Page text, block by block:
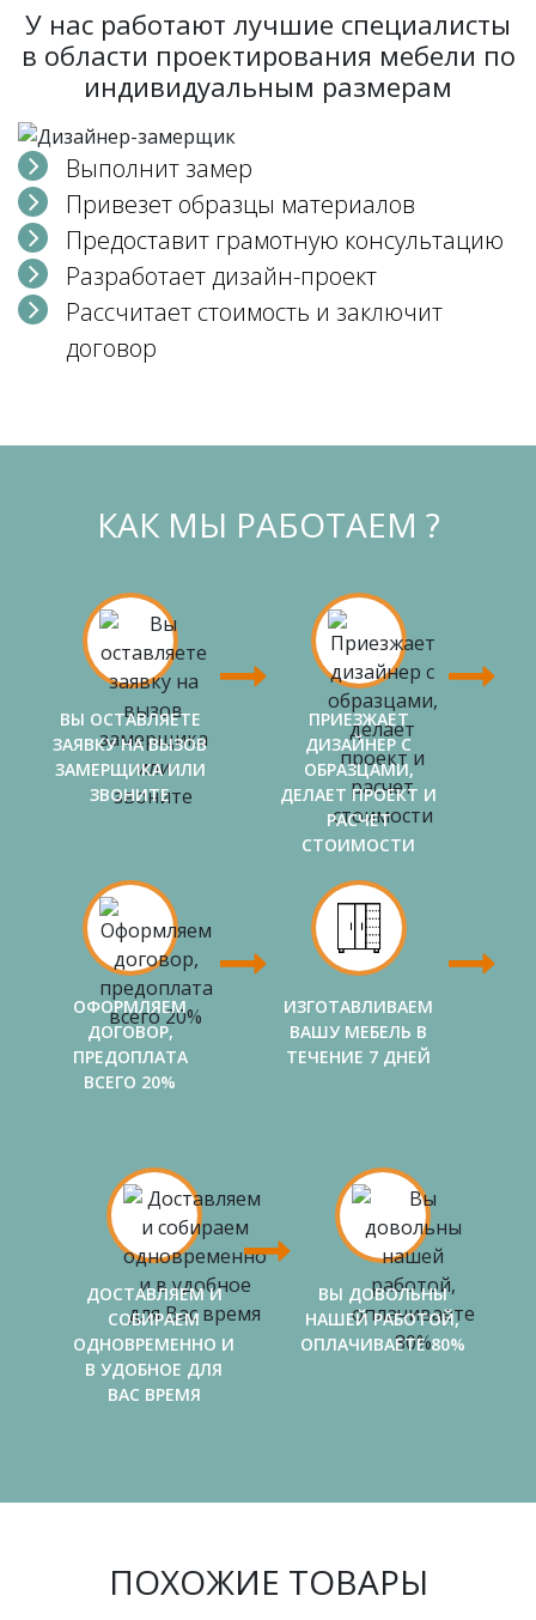
У нас работают лучшие специалисты
в области проектирования мебели по
индивидуальным размерам
Выполнит замер
Привезет образцы материалов
Предоставит грамотную консультацию
Разработает дизайн-проект
Рассчитает стоимость и заключит
договор
КАК МЫ РАБОТАЕМ ?
ВЫ ОСТАВЛЯЕТЕ
ЗАЯВКУ НА ВЫЗОВ
ЗАМЕРЩИКА ИЛИ
ЗВОНИТЕ
ПРИЕЗЖАЕТ
ДИЗАЙНЕР С
ОБРАЗЦАМИ,
ДЕЛАЕТ ПРОЕКТ И
РАСЧЕТ
СТОИМОСТИ
ОФОРМЛЯЕМ
ДОГОВОР,
ПРЕДОПЛАТА
ВСЕГО 20%
ИЗГОТАВЛИВАЕМ
ВАШУ МЕБЕЛЬ В
ТЕЧЕНИЕ 7 ДНЕЙ
ДОСТАВЛЯЕМ И
СОБИРАЕМ
ОДНОВРЕМЕННО И
В УДОБНОЕ ДЛЯ
ВАС ВРЕМЯ
ВЫ ДОВОЛЬНЫ
НАШЕЙ РАБОТОЙ,
ОПЛАЧИВАЕТЕ 80%
ПОХОЖИЕ ТОВАРЫ